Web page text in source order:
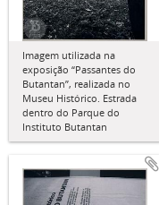
Imagem utilizada na
exposição “Passantes do
Butantan”, realizada no
Museu Histórico. Estrada
dentro do Parque do
Instituto Butantan